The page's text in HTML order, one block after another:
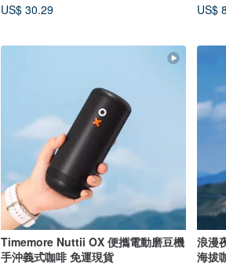
US$ 30.29
US$
Timemore Nuttii OX 便攜電動磨豆機
手沖義式咖啡 免運現貨
浪漫夜曲【
海拔